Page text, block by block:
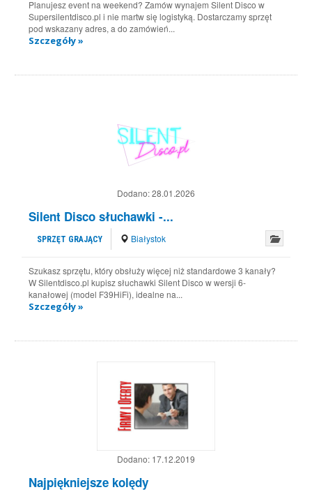
Planujesz event na weekend? Zamów wynajem Silent Disco w
Supersilentdisco.pl i nie martw się logistyką. Dostarczamy sprzęt
pod wskazany adres, a do zamówień...
Szczegóły »
Dodano:28.01.2026
Silent Disco słuchawki -...
SPRZĘT GRAJĄCY Białystok
Szukasz sprzętu, który obsłuży więcej niż standardowe 3 kanały?
W Silentdisco.pl kupisz słuchawki Silent Disco w wersji 6-
kanałowej (model F39HiFi), idealne na...
Szczegóły »
Dodano: 17.12.2019
Najpiękniejsze kolędy